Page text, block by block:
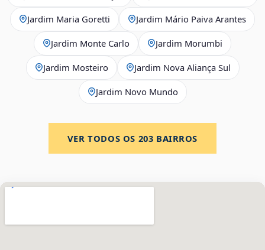
Jardim Maria Goretti Jardim Mário Paiva Arantes
Jardim Monte Carlo Jardim Morumbi
Jardim Mosteiro Jardim Nova Aliança Sul
Jardim Novo Mundo
VER TODOS OS 203 BAIRROS